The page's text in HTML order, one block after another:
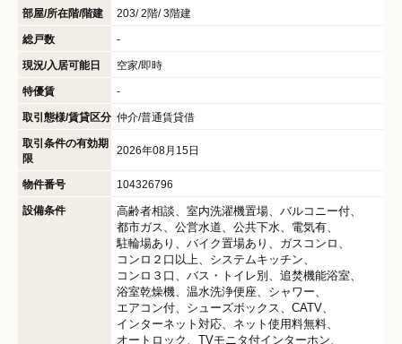
部屋/所在階/階建 203/ 2階/ 3階建
総戸数 -
現況/入居可能日 空家/即時
特優賃 -
取引態様/賃貸区分 仲介/普通賃貸借
取引条件の有効期
限
2026年08月15日
物件番号 104326796
設備条件 高齢者相談 室内洗濯機置場
バルコニー付
都市ガス
公営水道 公共下水
電気有
駐輪場あり
バイク置場あり
ガスコンロ
コンロ２口以上
システムキッチン
コンロ３口
バス・トイレ別
追焚機能浴室
浴室乾燥機
温水洗浄便座
シャワー
エアコン付
シューズボックス
CATV
インターネット対応
ネット使用料無料
オートロック
TVモニタ付インターホン